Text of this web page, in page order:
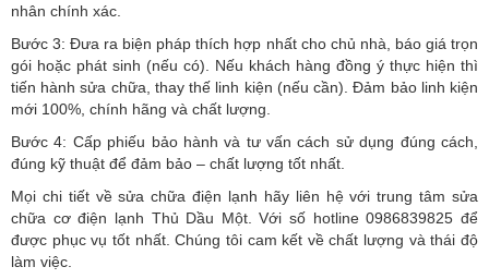
nhân chính xác.
Bước 3: Đưa ra biện pháp thích hợp nhất cho chủ nhà, báo giá trọn
gói hoặc phát sinh (nếu có). Nếu khách hàng đồng ý thực hiện thì
tiến hành sửa chữa, thay thế linh kiện (nếu cần). Đảm bảo linh kiện
mới 100%, chính hãng và chất lượng.
Bước 4: Cấp phiếu bảo hành và tư vấn cách sử dụng đúng cách,
đúng kỹ thuật để đảm bảo – chất lượng tốt nhất.
Mọi chi tiết về sửa chữa điện lạnh hãy liên hệ với trung tâm sửa
chữa cơ điện lạnh Thủ Dầu Một. Với số hotline 0986839825 để
được phục vụ tốt nhất. Chúng tôi cam kết về chất lượng và thái độ
làm việc.